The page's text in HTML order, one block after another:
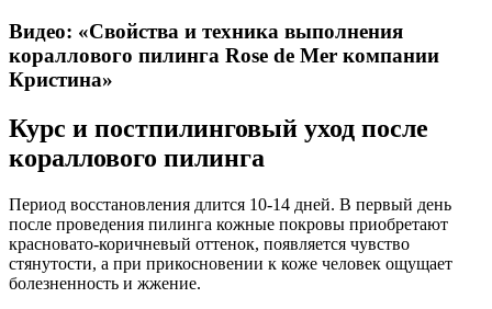
Видео: «Свойства и техника выполнения
кораллового пилинга Rose de Mer компании
Кристина»
Курс и постпилинговый уход после
кораллового пилинга
Период восстановления длится 10-14 дней. В первый день
после проведения пилинга кожные покровы приобретают
красновато-коричневый оттенок, появляется чувство
стянутости, а при прикосновении к коже человек ощущает
болезненность и жжение.